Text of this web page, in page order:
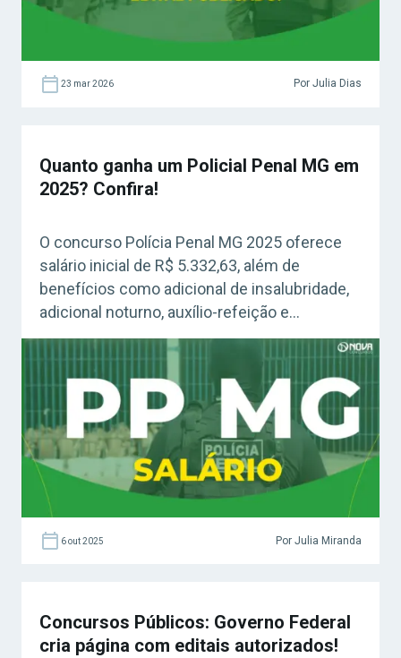
23 mar 2026 Por Julia Dias
Quanto ganha um Policial Penal MG em
2025? Confira!
O concurso Polícia Penal MG 2025 oferece
salário inicial de R$ 5.332,63, além de
benefícios como adicional de insalubridade,
adicional noturno, auxílio-refeição e
gratificação de desempenho. Veja todos os
detalhes sobre a remuneração e vantagens
da carreira!
6 out 2025 Por Julia Miranda
Concursos Públicos: Governo Federal
cria página com editais autorizados!